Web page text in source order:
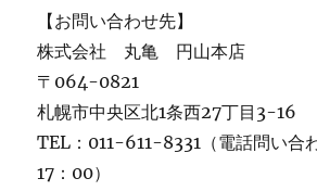
【お問い合わせ先】
株式会社 丸亀 円山本店
〒064-0821
札幌市中央区北1条西27丁目3-16
TEL：011-611-8331（電話問い合
17：00）